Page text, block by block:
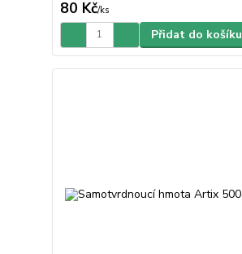
80 Kč/ks
Přidat do košíku